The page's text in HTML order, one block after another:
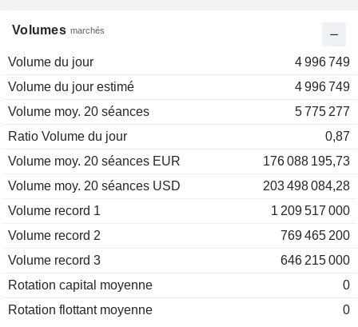
Volumes marchés
Volume du jour
4 996 749
Volume du jour estimé
4 996 749
Volume moy. 20 séances
5 775 277
Ratio Volume du jour
0,87
Volume moy. 20 séances EUR
176 088 195,73
Volume moy. 20 séances USD
203 498 084,28
Volume record 1
1 209 517 000
Volume record 2
769 465 200
Volume record 3
646 215 000
Rotation capital moyenne
0
Rotation flottant moyenne
0